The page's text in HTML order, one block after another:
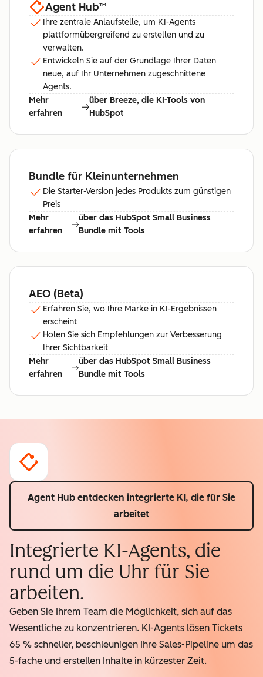
Agent Hub™
Ihre zentrale Anlaufstelle, um KI-Agents
plattformübergreifend zu erstellen und zu
verwalten.
Entwickeln Sie auf der Grundlage Ihrer Daten
neue, auf Ihr Unternehmen zugeschnittene
Agents.
Mehr
erfahren
über Breeze, die KI-Tools von
HubSpot
Bundle für Kleinunternehmen
Die Starter-Version jedes Produkts zum günstigen
Preis
Mehr
erfahren
über das HubSpot Small Business
Bundle mit Tools
AEO (Beta)
Erfahren Sie, wo Ihre Marke in KI-Ergebnissen
erscheint
Holen Sie sich Empfehlungen zur Verbesserung
Ihrer Sichtbarkeit
Mehr
erfahren
über das HubSpot Small Business
Bundle mit Tools
Agent Hub entdecken integrierte KI, die für Sie
arbeitet
Integrierte KI-Agents, die
rund um die Uhr für Sie
arbeiten.
Geben Sie Ihrem Team die Möglichkeit, sich auf das
Wesentliche zu konzentrieren. KI-Agents lösen Tickets
65 % schneller, beschleunigen Ihre Sales-Pipeline um das
5-fache und erstellen Inhalte in kürzester Zeit.